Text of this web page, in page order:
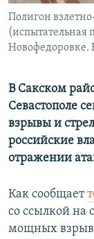
Полигон
(испытательная
Новофедоровке.
В Сакском
Севастополе
взрывы и
российские
отражении
Как сообщает
со ссылкой на
мощных